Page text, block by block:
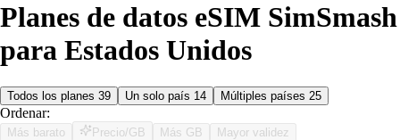
Planes de datos eSIM SimSmash
para Estados Unidos
Todos los planes 39 Un solo país 14 Múltiples países 25
Ordenar:
Más barato Precio/GB Más GB Mayor validez